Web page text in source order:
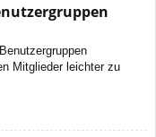
Mitglieder leichter zu